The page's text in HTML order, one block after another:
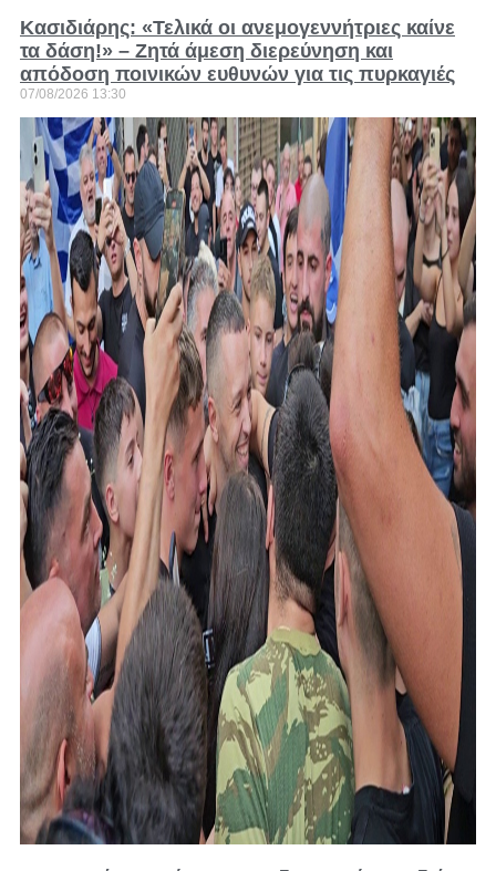
Κασιδιάρης: «Τελικά οι ανεμογεννήτριες καίνε
τα δάση!» – Ζητά άμεση διερεύνηση και
απόδοση ποινικών ευθυνών για τις πυρκαγιές
07/08/2026 13:30